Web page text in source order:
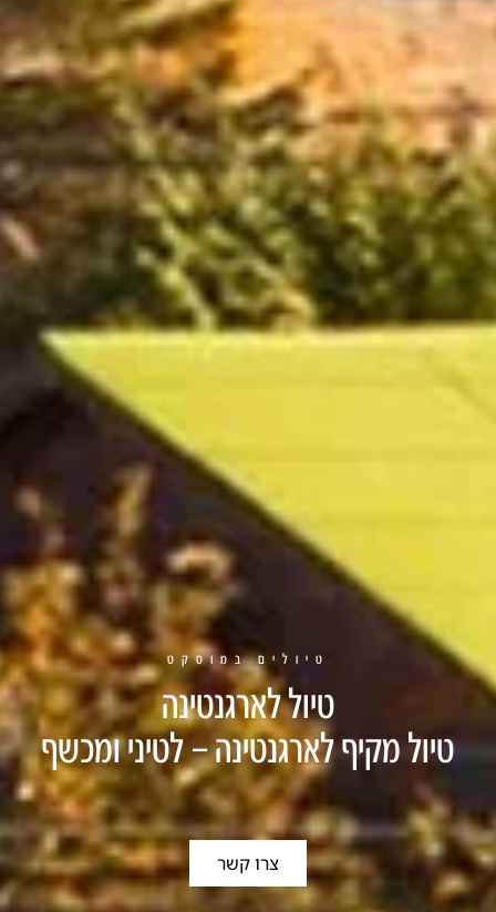
טיולים במוסקט
טיול לארגנטינה
טיול מקיף לארגנטינה – לטיני ומכשף
צרו קשר